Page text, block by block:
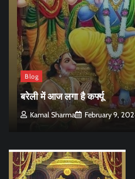
Blog
बरेली में आज लगा है कर्फ्यू
Kamal Sharma February 9,